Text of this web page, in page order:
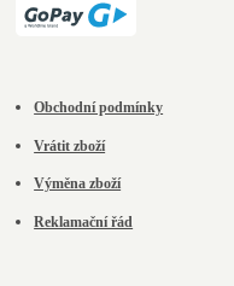
Obchodní podmínky
Vrátit zboží
Výměna zboží
Reklamační řád